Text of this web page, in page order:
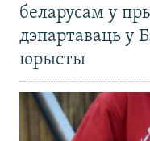
беларусам у
дэпартаваць у
юрысты